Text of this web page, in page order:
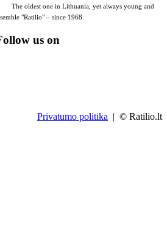
The oldest one in Lithuania, yet always young and
"Ratilio" – since 1968.
us on
Privatumo politika | © Ratilio.lt